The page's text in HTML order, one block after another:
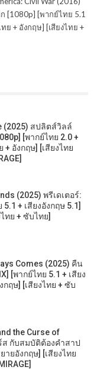
[1080p] [พากย์ไทย 5.1
ย + อังกฤษ] [เสียงไทย +
(2025) สปลิตส์วิลล์
[พากย์ไทย 2.0 +
+ อังกฤษ] [เสียงไทย
(2025) พรีเดเตอร์:
+ เสียงอังกฤษ 5.1]
ทย + ซับไทย]
Comes (2025) คืน
[พากย์ไทย 5.1 + เสียง
กฤษ] [เสียงไทย + ซับ
the Curse of
ส กับสมบัติต้องคำสาป
ายอังกฤษ] [เสียงไทย